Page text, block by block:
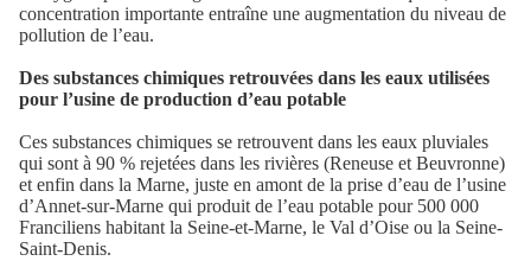
concentration importante entraîne une augmentation du niveau de
pollution de l’eau.
Des substances chimiques retrouvées dans les eaux utilisées
pour l’usine de production d’eau potable
Ces substances chimiques se retrouvent dans les eaux pluviales
qui sont à 90 % rejetées dans les rivières (Reneuse et Beuvronne)
et enfin dans la Marne, juste en amont de la prise d’eau de l’usine
d’Annet-sur-Marne qui produit de l’eau potable pour 500 000
Franciliens habitant la Seine-et-Marne, le Val d’Oise ou la Seine-
Saint-Denis.